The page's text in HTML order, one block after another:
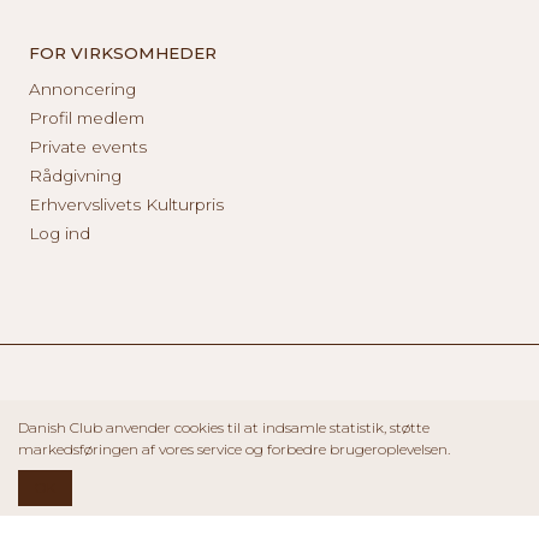
FOR VIRKSOMHEDER
Annoncering
Profil medlem
Private events
Rådgivning
Erhvervslivets Kulturpris
Log ind
Danish Club anvender cookies til at indsamle statistik, støtte
markedsføringen af vores service og forbedre brugeroplevelsen.